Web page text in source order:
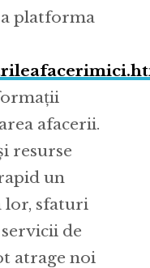
platforma
afacerii.
resurse
un
lor, sfaturi
de
atrage noi